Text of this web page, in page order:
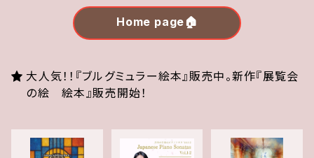
Home page🏠
大人気！！『ブルグミュラー絵本』販売中。新作『展覧会
の絵 絵本』販売開始！